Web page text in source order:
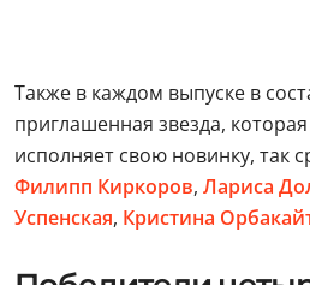
Также в каждом выпуске в
приглашенная звезда,
исполняет свою новинку, так
Филипп Киркоров, Лариса
Успенская, Кристина